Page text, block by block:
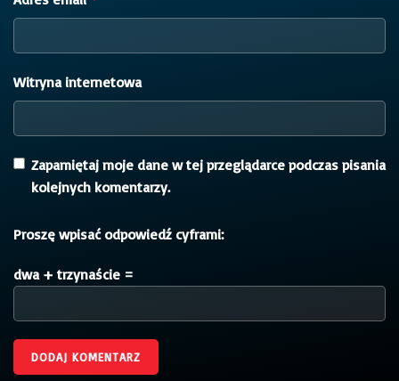
Witryna internetowa
Zapamiętaj moje dane w tej przeglądarce podczas pisania
kolejnych komentarzy.
Proszę wpisać odpowiedź cyframi:
dwa + trzynaście =